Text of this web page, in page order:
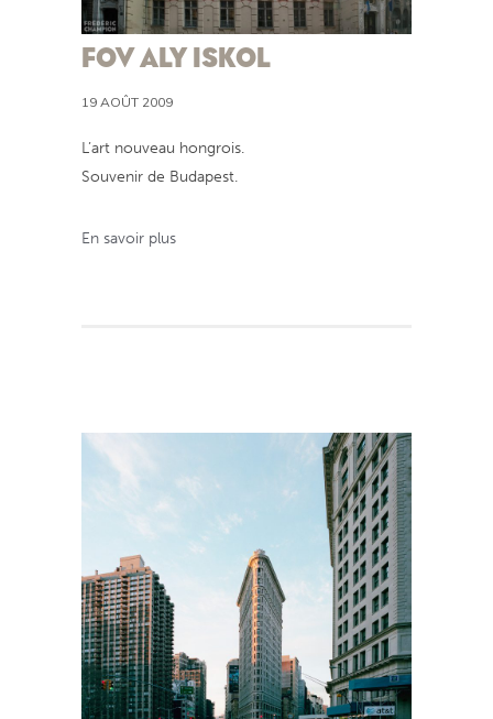
FOV ALY ISKOL
19 AOÛT 2009
L’art nouveau hongrois.
Souvenir de Budapest.
En savoir plus